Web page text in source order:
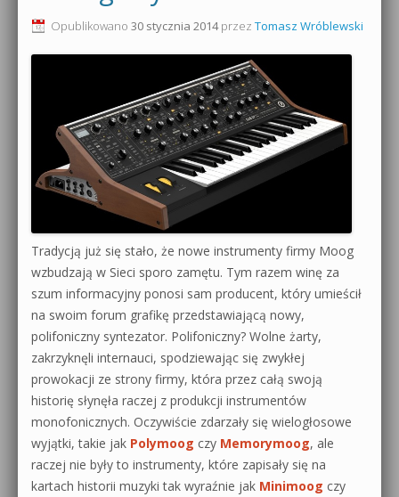
Opublikowano 30 stycznia 2014przez Tomasz Wróblewski
Tradycją już się stało, że nowe instrumenty firmy Moog
wzbudzają w Sieci sporo zamętu. Tym razem winę za
szum informacyjny ponosi sam producent, który umieścił
na swoim forum grafikę przedstawiającą nowy,
polifoniczny syntezator. Polifoniczny? Wolne żarty,
zakrzyknęli internauci, spodziewając się zwykłej
prowokacji ze strony firmy, która przez całą swoją
historię słynęła raczej z produkcji instrumentów
monofonicznych. Oczywiście zdarzały się wielogłosowe
wyjątki, takie jak Polymoog czy Memorymoog, ale
raczej nie były to instrumenty, które zapisały się na
kartach historii muzyki tak wyraźnie jak Minimoog czy